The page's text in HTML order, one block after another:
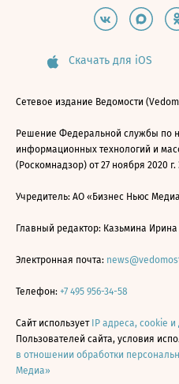
Скачать для iOS
Сетевое издание Ведомости
Решение Федеральной службы по
информационных технологий и
(Роскомнадзор) от 27 ноября 2020
Учредитель: АО «Бизнес Ньюс
Главный редактор: Казьмина
Электронная почта:
Телефон: +7 495 956-34-58
Сайт использует IP адреса, cookie
Пользователей сайта, условия
в отношении обработки
Медиа»